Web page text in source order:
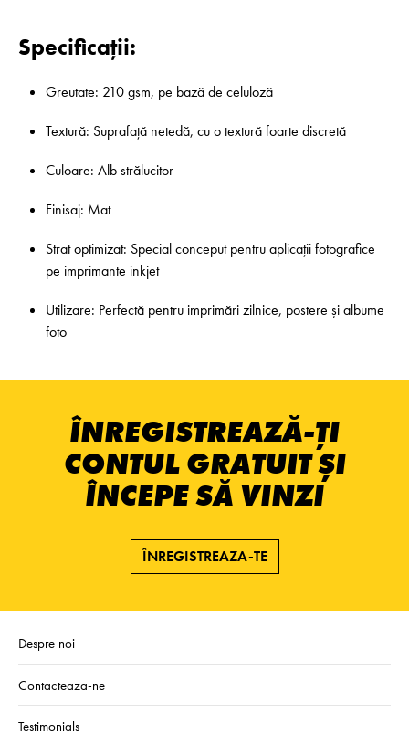
Specificații:
Greutate: 210 gsm, pe bază de celuloză
Textură: Suprafață netedă, cu o textură foarte discretă
Culoare: Alb strălucitor
Finisaj: Mat
Strat optimizat: Special conceput pentru aplicații fotografice
pe imprimante inkjet
Utilizare: Perfectă pentru imprimări zilnice, postere și albume
foto
ÎNREGISTREAZĂ-ȚI
CONTUL GRATUIT ȘI
ÎNCEPE SĂ VINZI
ÎNREGISTREAZA-TE
Despre noi
Contacteaza-ne
Testimonials